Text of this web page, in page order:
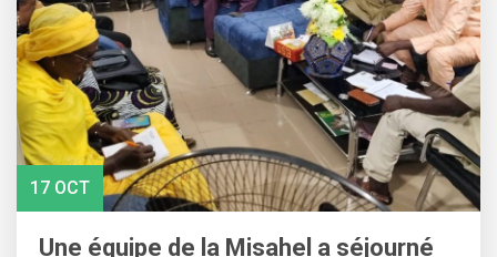
17 OCT
Une équipe de la Misahel a séjourné